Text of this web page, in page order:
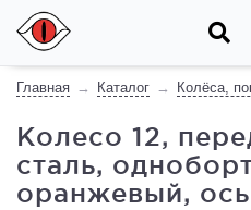
Главная Каталог Колёса,
Колесо 12,
сталь,
оранжевый,